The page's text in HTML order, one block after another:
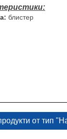
блистер
от тип